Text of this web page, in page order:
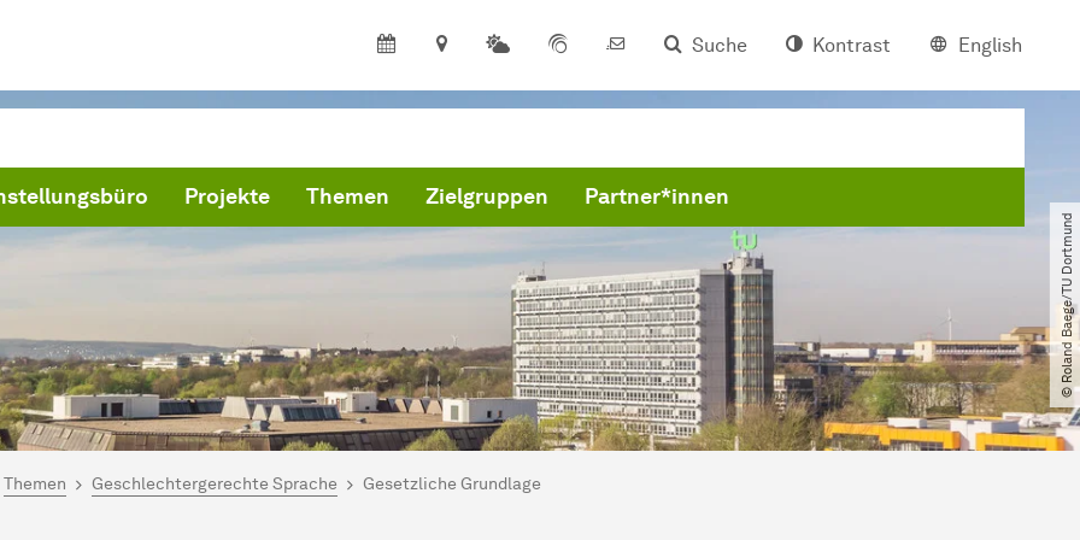
Suche Kontrast English
Projekte Themen Zielgruppen Partner*innen
© Roland Baege​/​TU Dortmund
hier:
Themen Geschlechtergerechte Sprache Gesetzliche Grundlage